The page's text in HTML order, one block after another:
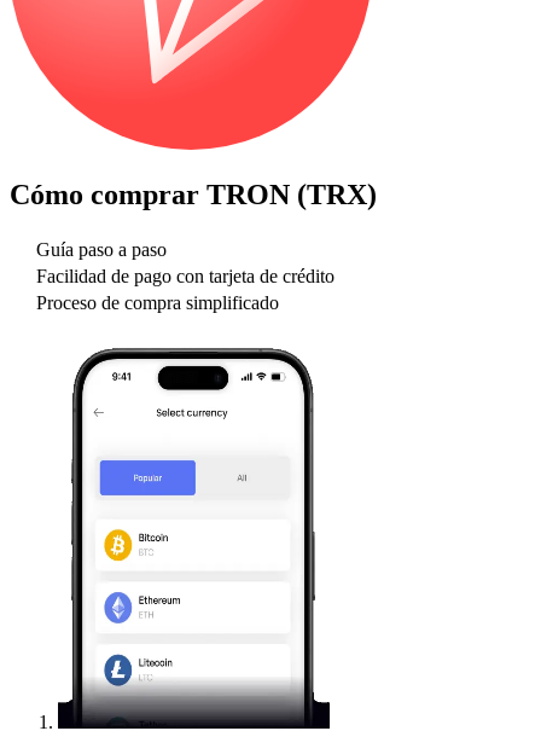
Cómo comprar TRON (TRX)
Guía paso a paso
Facilidad de pago con tarjeta de crédito
Proceso de compra simplificado